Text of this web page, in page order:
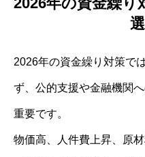
2026年の資金繰り対策で
ず、公的支援や金融機関
重要です。
物価高、人件費上昇、原